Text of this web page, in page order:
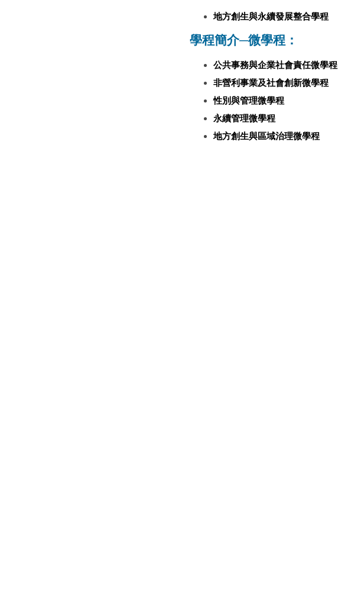
地方創生與永續發展整合學程
學程簡介─微學程：
公共事務與企業社會責任微學程
非營利事業及社會創新微學程
性別與管理微學程
永續管理微學程
地方創生與區域治理微學程